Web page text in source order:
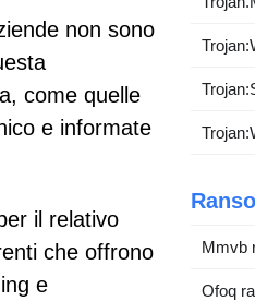
non sono
come quelle
e informate
il relativo
che offrono
e
Mmvb
Ofoq